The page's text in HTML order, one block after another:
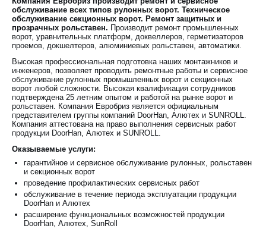
обслуживание всех типов рулонных ворот. Техническое
обслуживание секционных ворот. Ремонт защитных и
прозрачных рольставен. Производит ремонт промышленных
ворот, уравнительных платформ, доквеллеров, герметизаторов
проемов, докшелтеров, алюминиевых рольставен, автоматики.
Высокая профессиональная подготовка наших монтажников и
инженеров, позволяет проводить ремонтные работы и сервисное
обслуживание рулонных промышленных ворот и секционных
ворот любой сложности. Высокая квалификация сотрудников
подтверждена 25 летним опытом и работой на рынке ворот и
рольставен. Компания Евробриз является официальным
представителем группы компаний DoorHan, Алютех и SUNROLL.
Компания аттестована на право выполнения сервисных работ
продукции DoorHan, Алютех и SUNROLL.
Оказываемые услуги:
гарантийное и сервисное обслуживание рулонных, рольставен
и секционных ворот
проведение профилактических сервисных работ
обслуживание в течение периода эксплуатации продукции
DoorHan и Алютех
расширение функциональных возможностей продукции
DoorHan, Алютех, SunRoll